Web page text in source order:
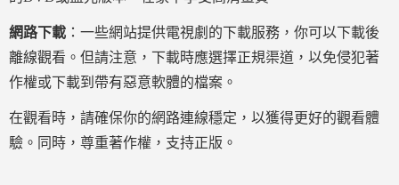
網路下載 ：一些網站提供電視劇的下載服務，你可以下載後
離線觀看。但請注意，下載時應選擇正規渠道，以免侵犯著
作權或下載到帶有惡意軟體的檔案。
在觀看時，請確保你的網路連線穩定，以獲得更好的觀看體
驗。同時，尊重著作權，支持正版。